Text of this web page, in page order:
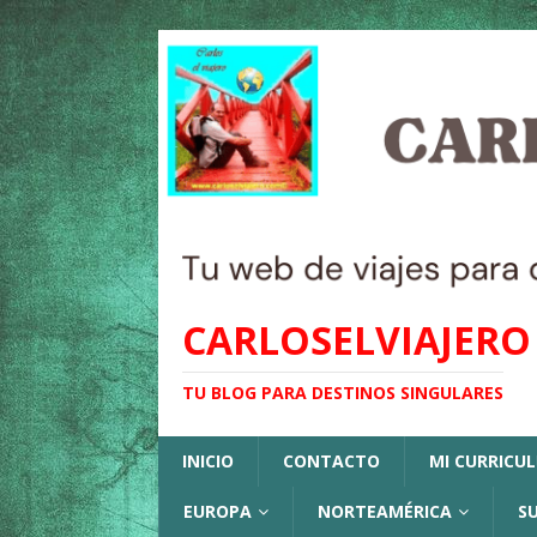
CARLOSELVIAJERO
TU BLOG PARA DESTINOS SINGULARES
INICIO CONTACTO MI
EUROPA NORTEAMÉRICA